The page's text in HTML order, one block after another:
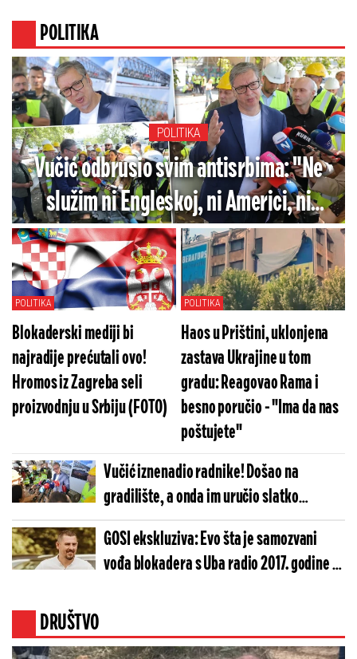
POLITIKA
POLITIKA
Vučić odbrusio svim antisrbima: "Ne
služim ni Engleskoj, ni Americi, ni
Rusiji, samo Srbiji" - Direktno se
obratio i blokaderima
POLITIKA
Blokaderski mediji bi
najradije prećutali ovo!
Hromos iz Zagreba seli
proizvodnju u Srbiju (FOTO)
POLITIKA
Haos u Prištini, uklonjena
zastava Ukrajine u tom
gradu: Reagovao Rama i
besno poručio - "Ima da nas
poštujete"
Vučić iznenadio radnike! Došao na
gradilište, a onda im uručio slatko
osveženje (VIDEO)
GOSI ekskluziva: Evo šta je samozvani
vođa blokadera s Uba radio 2017. godine -
DRUŠTVO